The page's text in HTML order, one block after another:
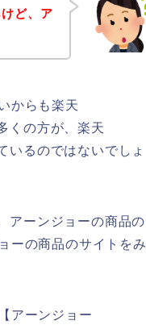
ど、ア
からも楽天
くの方が、楽天
いるのではないでしょ
アーンジョーの商品の
ーの商品のサイトをみ
アーンジョー